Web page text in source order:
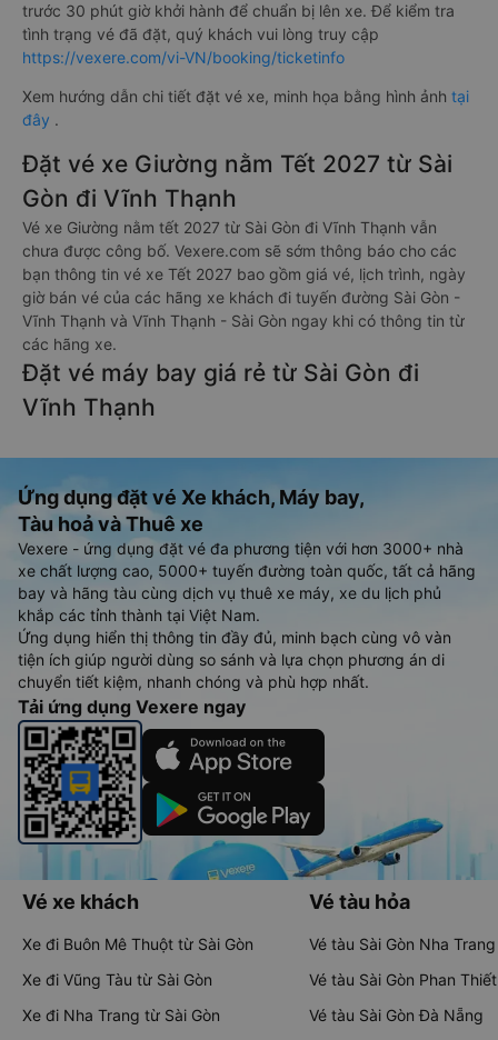
trước 30 phút giờ khởi hành để chuẩn bị lên xe. Để kiểm tra
tình trạng vé đã đặt, quý khách vui lòng truy cập
https://vexere.com/vi-VN/booking/ticketinfo
Xem hướng dẫn chi tiết đặt vé xe, minh họa bằng hình ảnh tại
đây .
Đặt vé xe Giường nằm Tết 2027 từ Sài
Gòn đi Vĩnh Thạnh
Vé xe Giường nằm tết 2027 từ Sài Gòn đi Vĩnh Thạnh vẫn
chưa được công bố. Vexere.com sẽ sớm thông báo cho các
bạn thông tin vé xe Tết 2027 bao gồm giá vé, lịch trình, ngày
giờ bán vé của các hãng xe khách đi tuyến đường Sài Gòn -
Vĩnh Thạnh và Vĩnh Thạnh - Sài Gòn ngay khi có thông tin từ
các hãng xe.
Đặt vé máy bay giá rẻ từ Sài Gòn đi
Vĩnh Thạnh
Ứng dụng đặt vé Xe khách, Máy bay,
Tàu hoả và Thuê xe
Vexere - ứng dụng đặt vé đa phương tiện với hơn 3000+ nhà
xe chất lượng cao, 5000+ tuyến đường toàn quốc, tất cả hãng
bay và hãng tàu cùng dịch vụ thuê xe máy, xe du lịch phủ
khắp các tỉnh thành tại Việt Nam.
Ứng dụng hiển thị thông tin đầy đủ, minh bạch cùng vô vàn
tiện ích giúp người dùng so sánh và lựa chọn phương án di
chuyển tiết kiệm, nhanh chóng và phù hợp nhất.
Tải ứng dụng Vexere ngay
Vé xe khách
Xe đi Buôn Mê Thuột từ Sài Gòn
Xe đi Vũng Tàu từ Sài Gòn
Xe đi Nha Trang từ Sài Gòn
Vé tàu hỏa
Vé tàu Sài Gòn Nha Trang
Vé tàu Sài Gòn Phan Thiết
Vé tàu Sài Gòn Đà Nẵng